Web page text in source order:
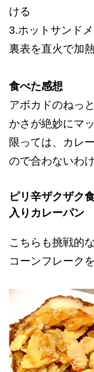
ける
3.ホットサンド
裏表を直火で加熱
食べた感想
アボカドのねっ
かさが絶妙にマ
限っては、カレ
ので合わないわ
ピリ辛ザクザク
入りカレーパン
こちらも挑戦的
コーンフレーク